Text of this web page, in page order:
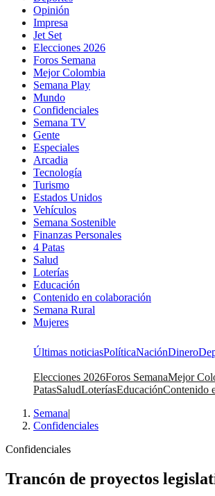
Opinión
Impresa
Jet Set
Elecciones 2026
Foros Semana
Mejor Colombia
Semana Play
Mundo
Confidenciales
Semana TV
Gente
Especiales
Arcadia
Tecnología
Turismo
Estados Unidos
Vehículos
Semana Sostenible
Finanzas Personales
4 Patas
Salud
Loterías
Educación
Contenido en colaboración
Semana Rural
Mujeres
Últimas noticiasPolíticaNaciónDinero
Elecciones 2026Foros SemanaMejor
PatasSaludLoteríasEducaciónContenido
Semana|
Confidenciales
Confidenciales
Trancón de proyectos